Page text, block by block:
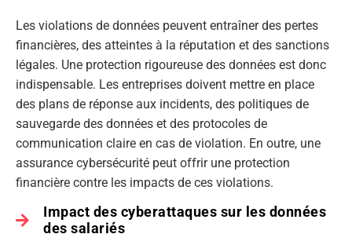
Les violations de données peuvent entraîner des pertes
financières, des atteintes à la réputation et des sanctions
légales. Une protection rigoureuse des données est donc
indispensable. Les entreprises doivent mettre en place
des plans de réponse aux incidents, des politiques de
sauvegarde des données et des protocoles de
communication claire en cas de violation. En outre, une
assurance cybersécurité peut offrir une protection
financière contre les impacts de ces violations.
Impact des cyberattaques sur les données
des salariés